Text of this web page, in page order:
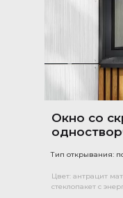
Окно со
Тип открывания:
Цвет: антрацит
стеклопакет с